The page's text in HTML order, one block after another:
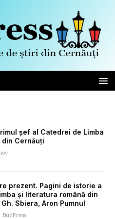
șef al Catedrei de Limba
din Cernăuți
prezent. Pagini de istorie a
și literatura română din
Sbiera, Aron Pumnul
BucPress